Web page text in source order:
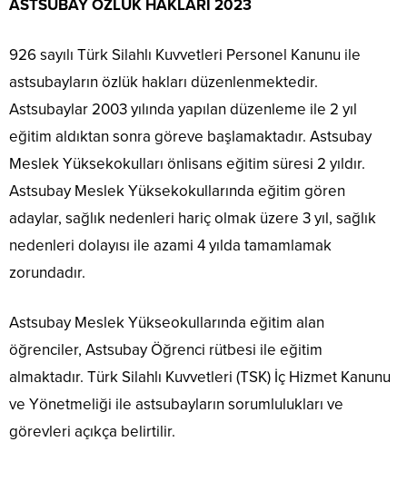
ASTSUBAY ÖZLÜK HAKLARI 2023
926 sayılı Türk Silahlı Kuvvetleri Personel Kanunu ile
astsubayların özlük hakları düzenlenmektedir.
Astsubaylar 2003 yılında yapılan düzenleme ile 2 yıl
eğitim aldıktan sonra göreve başlamaktadır. Astsubay
Meslek Yüksekokulları önlisans eğitim süresi 2 yıldır.
Astsubay Meslek Yüksekokullarında eğitim gören
adaylar, sağlık nedenleri hariç olmak üzere 3 yıl, sağlık
nedenleri dolayısı ile azami 4 yılda tamamlamak
zorundadır.
Astsubay Meslek Yükseokullarında eğitim alan
öğrenciler, Astsubay Öğrenci rütbesi ile eğitim
almaktadır. Türk Silahlı Kuvvetleri (TSK) İç Hizmet Kanunu
ve Yönetmeliği ile astsubayların sorumlulukları ve
görevleri açıkça belirtilir.